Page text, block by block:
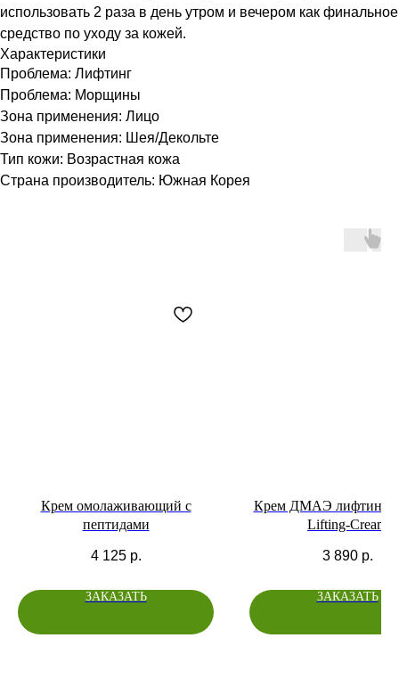
использовать 2 раза в день утром и вечером как финальное
средство по уходу за кожей.
Характеристики
Проблема: Лифтинг
Проблема: Морщины
Зона применения: Лицо
Зона применения: Шея/Декольте
Тип кожи: Возрастная кожа
Страна производитель: Южная Корея
Крем омолаживающий с
пептидами
4 125 р.
ЗАКАЗАТЬ
Крем ДМАЭ лифтинг /
Lifting-Cream
3 890 р.
ЗАКАЗАТЬ